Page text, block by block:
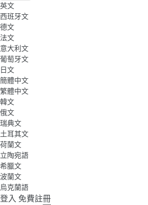
英文
西班牙文
德文
法文
意大利文
葡萄牙文
日文
簡體中文
繁體中文
韓文
俄文
瑞典文
土耳其文
荷蘭文
立陶宛語
希臘文
波蘭文
烏克蘭語
登入 免費註冊